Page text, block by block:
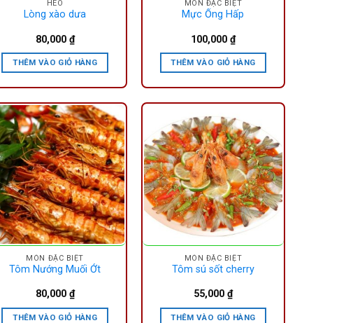
HEO
Lòng xào dưa
80,000 ₫
THÊM VÀO GIỎ HÀNG
MÓN ĐẶC BIỆT
Mực Ống Hấp
100,000 ₫
THÊM VÀO GIỎ HÀNG
MÓN ĐẶC BIỆT
Tôm Nướng Muối Ớt
80,000 ₫
THÊM VÀO GIỎ HÀNG
MÓN ĐẶC BIỆT
Tôm sú sốt cherry
55,000 ₫
THÊM VÀO GIỎ HÀNG